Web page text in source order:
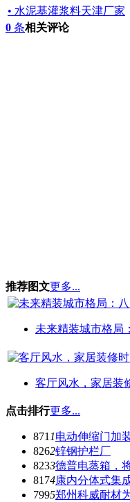
• 水泥基灌浆料天津厂家
0 条相关评论
推荐图文更多...
未来精装城市格局
客厅风水，家居装
点击排行更多...
871 1电动伸缩门加
8262锌钢护栏厂
8233德普电蒸箱，
8174康内分体式集
7995郑州科威耐材